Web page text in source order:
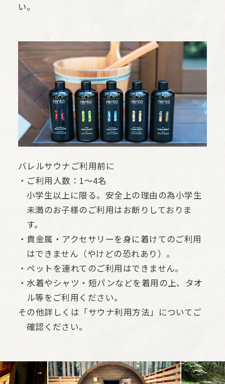
い。
バレルサウナご利用前に
・ご利用人数：1〜4名
小学生以上に限る。安全上の理由の為小学生
未満のお子様のご利用はお断りしておりま
す。
・貴金属・アクセサリーを身に着けてのご利用
はできません（やけどの恐れあり）。
・ペットを連れてのご利用はできません。
・水着やシャツ・短パンなどを着用の上、タオ
ル等をご利用ください。
その他詳しくは「サウナ利用方法」についてご
確認ください。